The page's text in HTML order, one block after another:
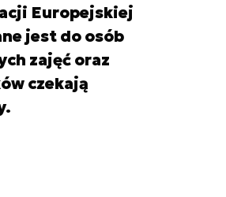
Europejskiej
jest do osób
zajęć oraz
czekają